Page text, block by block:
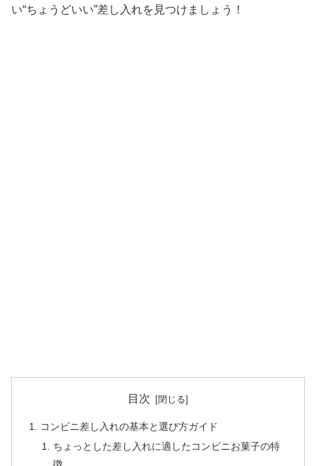
い“ちょうどいい”差し入れを見つけましょう！
目次
コンビニ差し入れの基本と選び方ガイド
ちょっとした差し入れに適したコンビニお菓子の特